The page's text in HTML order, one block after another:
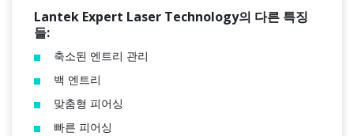
Lantek Expert Laser Technology의 다른 특징
들:
축소된 엔트리 관리
백 엔트리
맞춤형 피어싱
빠른 피어싱